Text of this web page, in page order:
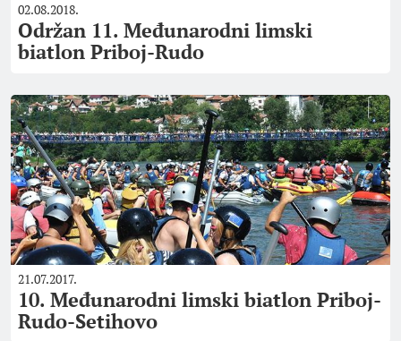
02.08.2018.
Održan 11. Međunarodni limski
biatlon Priboj-Rudo
21.07.2017.
10. Međunarodni limski biatlon Priboj-
Rudo-Setihovo